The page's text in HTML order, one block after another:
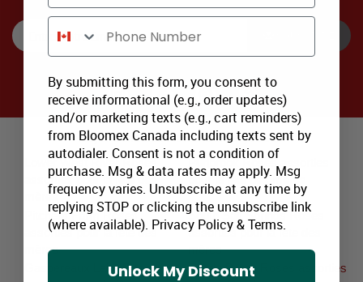
Major Canadian Flower Delivery Areas:
Lower West River Roses
assorties pour la fête des
mères
Purlbrook Roses assorties
pour la fête des mères
Pitchers Farm Roses
assorties pour la fête des
mères
South Salt Springs Roses
assorties pour la fête des
mères
Gaspereaux Lake Roses
Brierly Brook Roses assorties
Phone Number
By submitting this form, you consent to
receive informational (e.g., order updates)
and/or marketing texts (e.g., cart reminders)
from Bloomex Canada including texts sent by
autodialer. Consent is not a condition of
purchase. Msg & data rates may apply. Msg
frequency varies. Unsubscribe at any time by
replying STOP or clicking the unsubscribe link
(where available). Privacy Policy&Terms.
Unlock My Discount